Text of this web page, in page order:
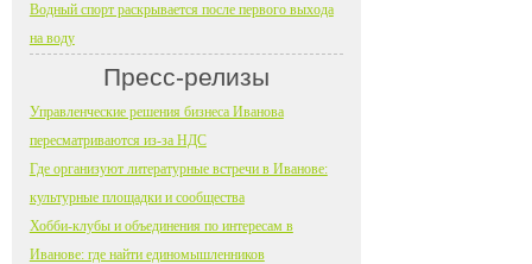
Водный спорт раскрывается после первого выхода
на воду
Пресс-релизы
Управленческие решения бизнеса Иванова
пересматриваются из-за НДС
Где организуют литературные встречи в Иванове:
культурные площадки и сообщества
Хобби-клубы и объединения по интересам в
Иванове: где найти единомышленников